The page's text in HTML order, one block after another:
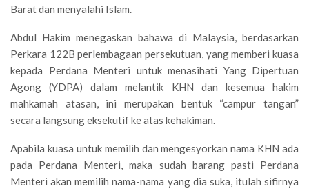
Barat dan menyalahi Islam.
Abdul Hakim menegaskan bahawa di Malaysia, berdasarkan
Perkara 122B perlembagaan persekutuan, yang memberi kuasa
kepada Perdana Menteri untuk menasihati Yang Dipertuan
Agong (YDPA) dalam melantik KHN dan kesemua hakim
mahkamah atasan, ini merupakan bentuk “campur tangan”
secara langsung eksekutif ke atas kehakiman.
Apabila kuasa untuk memilih dan mengesyorkan nama KHN ada
pada Perdana Menteri, maka sudah barang pasti Perdana
Menteri akan memilih nama-nama yang dia suka, itulah sifirnya